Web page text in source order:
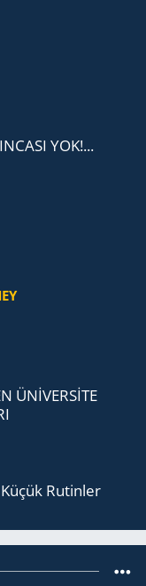
YOK!...
ÜNİVERSİTE
Küçük Ru­tin­ler